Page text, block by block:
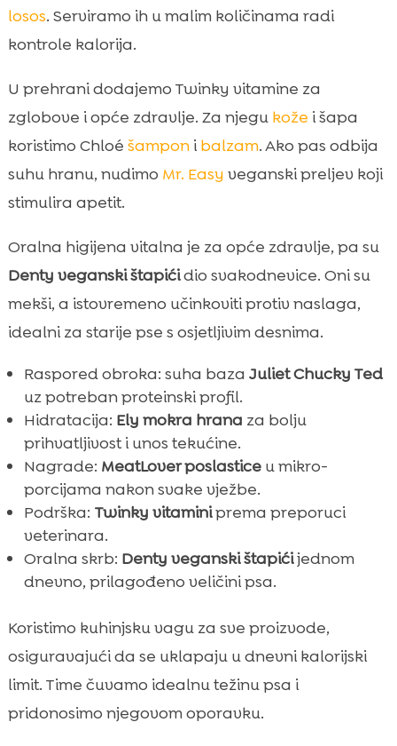
losos. Serviramo ih u malim količinama radi
kontrole kalorija.
U prehrani dodajemo Twinky vitamine za
zglobove i opće zdravlje. Za njegu kože i šapa
koristimo Chloé šamponibalzam. Ako pas odbija
suhu hranu, nudimo Mr. Easy veganski preljev koji
stimulira apetit.
Oralna higijena vitalna je za opće zdravlje, pa su
Denty veganski štapićidio svakodnevice. Oni su
mekši, a istovremeno učinkoviti protiv naslaga,
idealni za starije pse s osjetljivim desnima.
Raspored obroka: suha baza Juliet Chucky Ted
uz potreban proteinski profil.
Hidratacija: Ely mokra hrana za bolju
prihvatljivost i unos tekućine.
Nagrade: MeatLover poslasticeu mikro-
porcijama nakon svake vježbe.
Podrška: Twinky vitaminiprema preporuci
veterinara.
Oralna skrb: Denty veganski štapićijednom
dnevno, prilagođeno veličini psa.
Koristimo kuhinjsku vagu za sve proizvode,
osiguravajući da se uklapaju u dnevni kalorijski
limit. Time čuvamo idealnu težinu psa i
pridonosimo njegovom oporavku.